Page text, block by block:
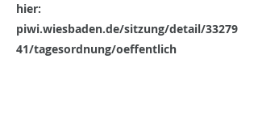
hier:
piwi.wiesbaden.de/sitzung/detail/33279
41/tagesordnung/oeffentlich